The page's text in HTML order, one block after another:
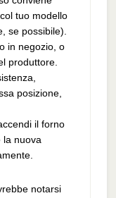
tuo modello
se possibile).
in negozio, o
produttore.
posizione,
il forno
la nuova
notarsi